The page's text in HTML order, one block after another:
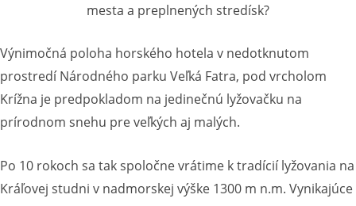
mesta a preplnených stredísk?
Výnimočná poloha horského hotela v nedotknutom
prostredí Národného parku Veľká Fatra, pod vrcholom
Krížna je predpokladom na jedinečnú lyžovačku na
prírodnom snehu pre veľkých aj malých.
Po 10 rokoch sa tak spoločne vrátime k tradícií lyžovania na
Kráľovej studni v nadmorskej výške 1300 m n.m. Vynikajúce